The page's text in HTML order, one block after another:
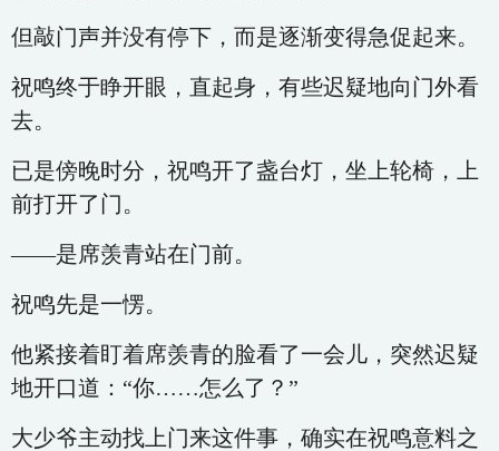
但敲门声并没有停下，而是逐渐变得急促起来。
祝鸣终于睁开眼，直起身，有些迟疑地向门外看
去。
已是傍晚时分，祝鸣开了盏台灯，坐上轮椅，上
前打开了门。
——是席羡青站在门前。
祝鸣先是一愣。
他紧接着盯着席羡青的脸看了一会儿，突然迟疑
地开口道：“你……怎么了？”
大少爷主动找上门来这件事，确实在祝鸣意料之